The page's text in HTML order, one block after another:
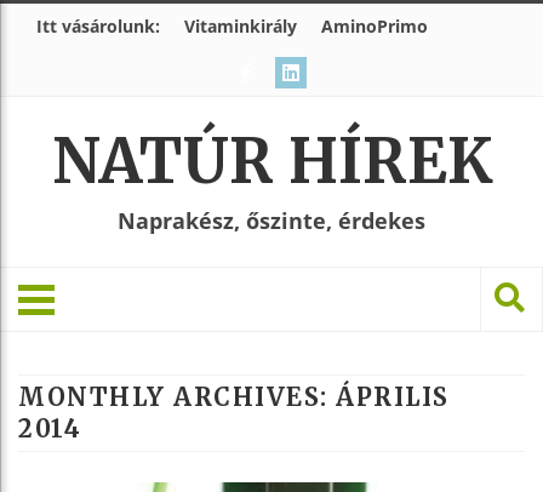
Itt vásárolunk: Vitaminkirály AminoPrimo
NATÚR HÍREK
Naprakész, őszinte, érdekes
MONTHLY ARCHIVES: ÁPRILIS
2014